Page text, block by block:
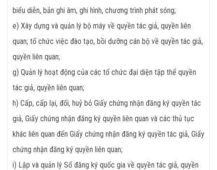
biểu diễn, bản ghi âm, ghi hình, chương trình phát sóng;
e) Xây dựng và quản lý bộ máy về quyền tác giả, quyền liên
quan; tổ chức việc đào tạo, bồi dưỡng cán bộ về quyền tác giả,
quyền liên quan;
g) Quản lý hoạt động của các tổ chức đại diện tập thể quyền
tác giả, quyền liên quan;
h) Cấp, cấp lại, đổi, huỷ bỏ Giấy chứng nhận đăng ký quyền tác
giả, Giấy chứng nhận đăng ký quyền liên quan và các thủ tục
khác liên quan đến Giấy chứng nhận đăng ký quyền tác giả, Giấy
chứng nhận đăng ký quyền liên quan;
i) Lập và quản lý Sổ đăng ký quốc gia về quyền tác giả, quyền